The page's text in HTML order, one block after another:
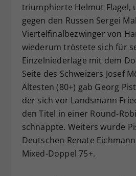
triumphierte Helmut Flagel,
gegen den Russen Sergei
Viertelfinalbezwinger von
wiederum tröstete sich für
Einzelniederlage mit dem
Seite des Schweizers Josef
Ältesten (80+) gab Georg
der sich vor Landsmann
den Titel in einer Round-
schnappte. Weiters wurde
Deutschen Renate
Mixed-Doppel 75+.